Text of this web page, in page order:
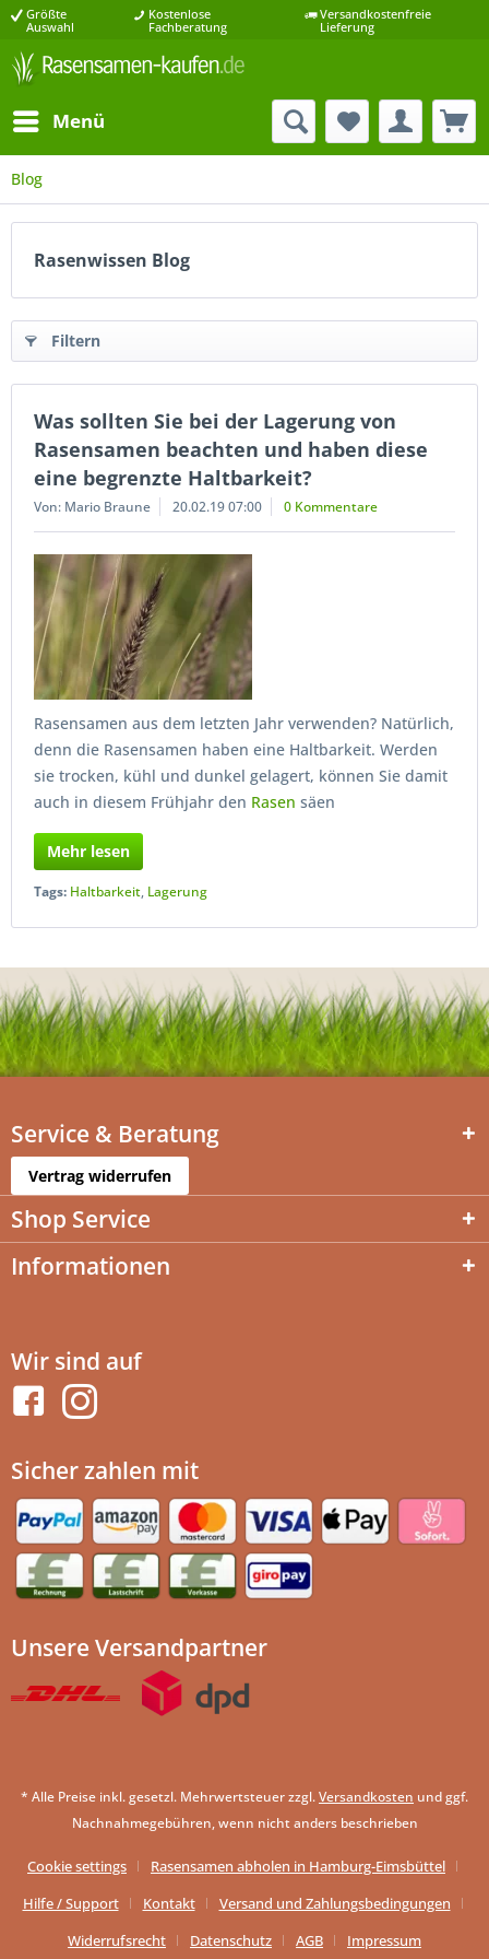
Größte
Auswahl
Kostenlose
Fachberatung
Versandkostenfreie
Lieferung
Menü
Blog
Rasenwissen Blog
Filtern
Was sollten Sie bei der Lagerung von
Rasensamen beachten und haben diese
eine begrenzte Haltbarkeit?
Von: Mario Braune 20.02.19 07:00 0 Kommentare
Rasensamen aus dem letzten Jahr verwenden? Natürlich,
denn die Rasensamen haben eine Haltbarkeit. Werden
sie trocken, kühl und dunkel gelagert, können Sie damit
auch in diesem Frühjahr den Rasen säen
Mehr lesen
Tags: Haltbarkeit, Lagerung
Service & Beratung
Vertrag widerrufen
Shop Service
Informationen
Wir sind auf
Sicher zahlen mit
Unsere Versandpartner
* Alle Preise inkl. gesetzl. Mehrwertsteuer zzgl.Versandkosten und ggf.
Nachnahmegebühren, wenn nicht anders beschrieben
Cookie settings
Rasensamen abholen in Hamburg-Eimsbüttel
Hilfe / Support
Kontakt
Versand und Zahlungsbedingungen
Widerrufsrecht
Datenschutz AGB Impressum